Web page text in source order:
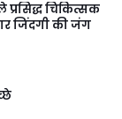
चिकित्सक
जिंदगी की जंग